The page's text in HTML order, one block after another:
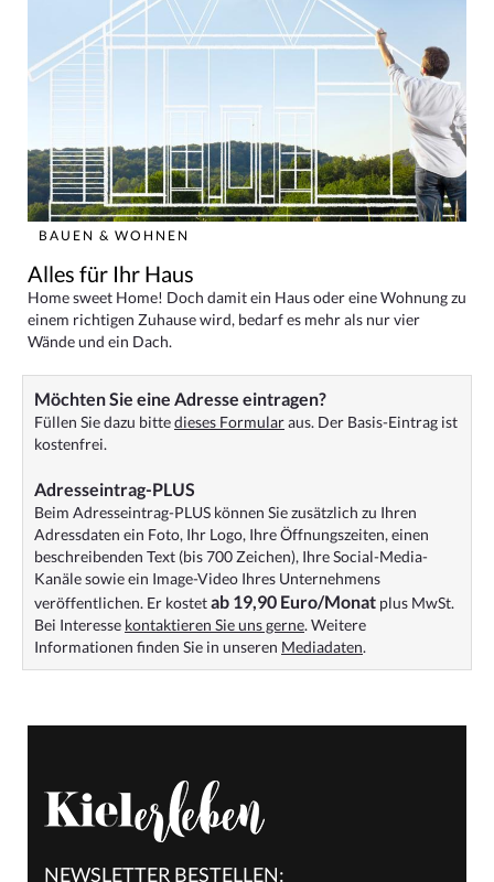
BAUEN & WOHNEN
Alles für Ihr Haus
Home sweet Home! Doch damit ein Haus oder eine Wohnung zu
einem richtigen Zuhause wird, bedarf es mehr als nur vier
Wände und ein Dach.
Möchten Sie eine Adresse eintragen?
Füllen Sie dazu bittedieses Formularaus. Der Basis-Eintrag ist
kostenfrei.
Adresseintrag-PLUS
Beim Adresseintrag-PLUS können Sie zusätzlich zu Ihren
Adressdaten ein Foto, Ihr Logo, Ihre Öffnungszeiten, einen
beschreibenden Text (bis 700 Zeichen), Ihre Social-Media-
Kanäle sowie ein Image-Video Ihres Unternehmens
veröffentlichen. Er kostetab 19,90 Euro/Monat plus MwSt.
Bei Interesse kontaktieren Sie uns gerne. Weitere
Informationen finden Sie in unseren Mediadaten.
NEWSLETTER BESTELLEN: